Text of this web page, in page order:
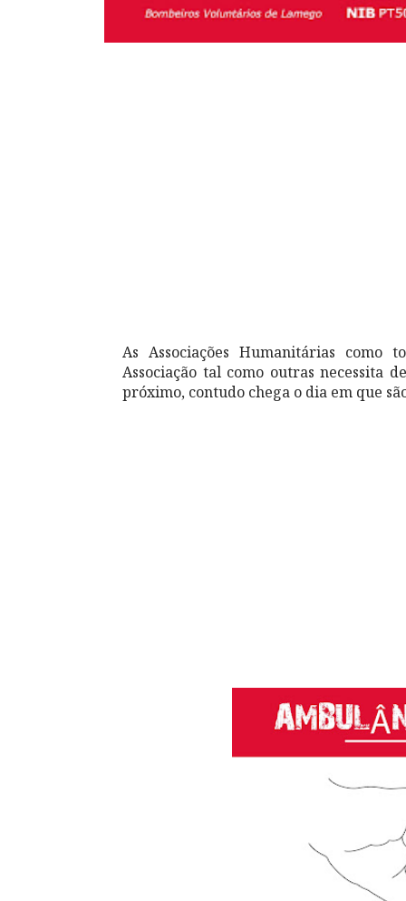
As Associações Humanitárias como
Associação tal como outras necessita
próximo, contudo chega o dia em que